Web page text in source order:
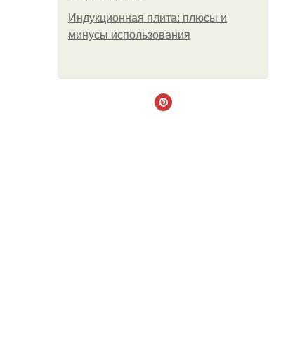
Индукционная плита: плюсы и
минусы использования